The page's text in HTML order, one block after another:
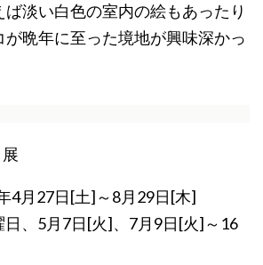
淡い白色の室内の絵もあったり
が晩年に至った境地が興味深かっ
4月27日[土]～8月29日[木]
日、5月7日[火]、7月9日[火]～16